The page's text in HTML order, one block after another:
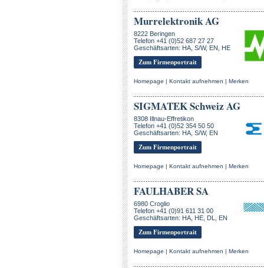
Murrelektronik AG
8222 Beringen
Telefon +41 (0)52 687 27 27
Geschäftsarten: HA, S/W, EN, HE
Zum Firmenportrait
Homepage | Kontakt aufnehmen | Merken
SIGMATEK Schweiz AG
8308 Illnau-Effretikon
Telefon +41 (0)52 354 50 50
Geschäftsarten: HA, S/W, EN
Zum Firmenportrait
Homepage | Kontakt aufnehmen | Merken
FAULHABER SA
6980 Croglio
Telefon +41 (0)91 611 31 00
Geschäftsarten: HA, HE, DL, EN
Zum Firmenportrait
Homepage | Kontakt aufnehmen | Merken